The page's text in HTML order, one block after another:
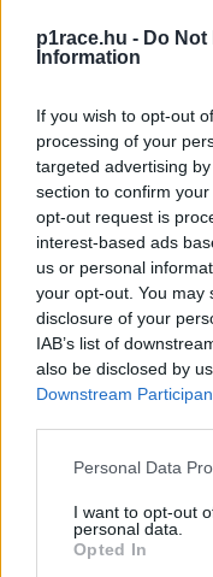
p1race.hu - Do Not
Information
If you wish to opt-out
processing of your
targeted advertising
section to confirm
opt-out request is
interest-based ads
us or personal
your opt-out. You may
disclosure of your
IAB’s list of
also be disclosed by
Downstream
Please note that this
not limited to your
grant or deny consent
use your data for
Personal Data
I want to opt-out
personal data.
Opted In
képest egy LMDh
gumikopás miatt, és
a rázóköveket, mint
mert jobban hasonlít
Persze azt le kell
teszten, egyáltalán
között valaha is
ezen a téren
lehetőséghez. Az
World Challenge
Világbajnokságot